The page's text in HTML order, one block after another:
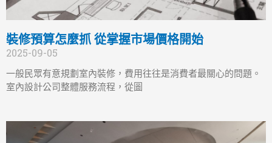
裝修預算怎麼抓 從掌握市場價格開始
2025-09-05
一般民眾有意規劃室內裝修，費用往往是消費者最關心的問題。
室內設計公司整體服務流程，從圖